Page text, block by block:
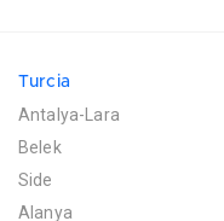
Turcia
Antalya-Lara
Belek
Side
Alanya